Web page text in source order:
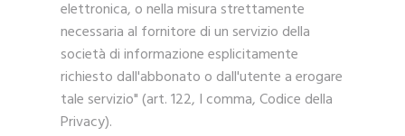
elettronica, o nella misura strettamente
necessaria al fornitore di un servizio della
società di informazione esplicitamente
richiesto dall'abbonato o dall'utente a erogare
tale servizio" (art. 122, I comma, Codice della
Privacy).